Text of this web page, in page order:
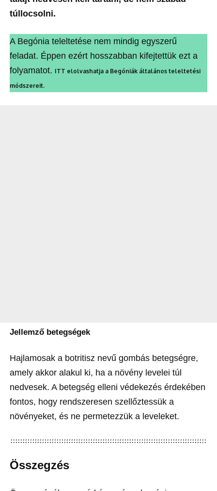
túllocsolni.
A Begónia teleltetése nem mindig egyszerű
feladat. Éppen ezért hosszabban kifejtettük ezt a
folyamatot. ITT elolvashatja a Begóniák általános teleltetési
módszereit.
Jellemző betegségek
Hajlamosak a botritisz nevű gombás betegségre,
amely akkor alakul ki, ha a növény levelei túl
nedvesek. A betegség elleni védekezés érdekében
fontos, hogy rendszeresen szellőztessük a
növényeket, és ne permetezzük a leveleket.
Összegzés